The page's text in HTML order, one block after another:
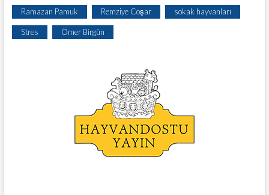
Ramazan Pamuk Remziye Coşar sokak hayvanları
Stres Ömer Birgün